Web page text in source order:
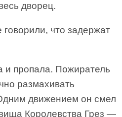
дворец.
что задержат
и пропала. Пожиратель
размахивать
движением он смел
Королевства Грез —